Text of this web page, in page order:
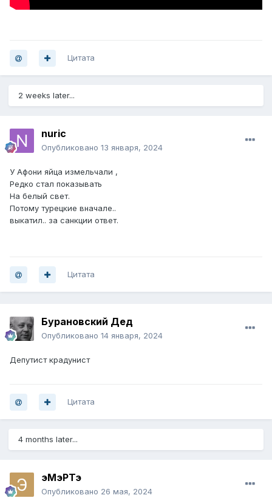
Цитата
2 weeks later...
nuric
Опубликовано 13 января, 2024
У Афони яйца измельчали ,
Редко стал показывать
На белый свет.
Потому турецкие вначале..
выкатил.. за санкции ответ.
Цитата
Бурановский Дед
Опубликовано 14 января, 2024
Депутист крадунист
Цитата
4 months later...
эМэРТэ
Опубликовано 26 мая, 2024